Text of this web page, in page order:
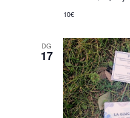
10€
DG
17